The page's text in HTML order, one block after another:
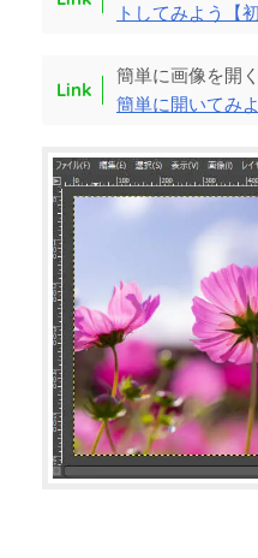
トしてみよう【
簡単に画像を開
簡単に開いてみ